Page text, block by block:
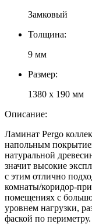
Замковый
Толщина:
9 мм
Размер:
1380 х 190 мм
Описание:
Ламинат Pergo
напольным
натуральной
значит высокие
с этим отлично
комнаты/коридор-
помещениях c
уровнем нагрузки,
фаской по периметру.